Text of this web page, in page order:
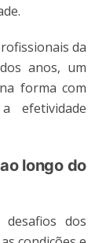
da
anos, um
forma com
efetividade
longo do
dos